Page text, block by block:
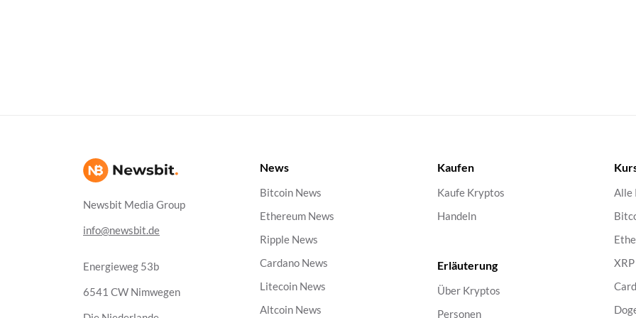
Newsbit Media Group
info@newsbit.de
Energieweg 53b
6541 CW Nimwegen
News
Bitcoin News
Ethereum News
Ripple News
Cardano News
Litecoin News
Altcoin News
Kaufen
Kaufe Kryptos
Handeln
Erläuterung
Über Kryptos
Personen
Alle
XRP